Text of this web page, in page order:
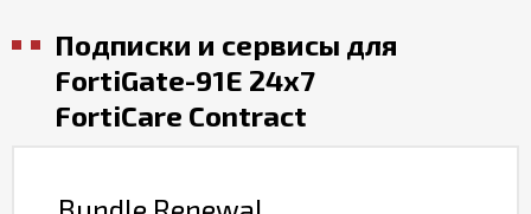
Подписки и сервисы для
FortiGate-91E 24x7
FortiCare Contract